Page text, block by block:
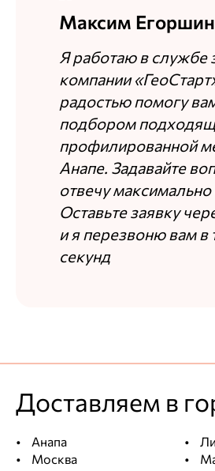
Максим Егоршин
Я работаю в службе
компании
радостью помогу
подбором
профилированной
Анапе. Задавайте
отвечу
Оставьте заявку
и я перезвоню вам в
секунд
Доставляем в
Анапа
Москва